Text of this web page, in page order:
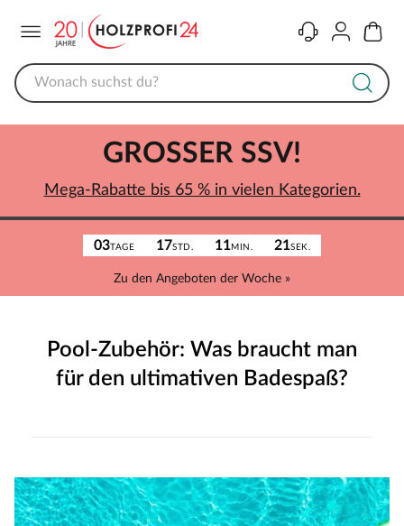
KontaktKonto
03TAGE 17STD. 11MIN. 21SEK.
Zu den Angeboten der Woche »
GROSSER SSV!
Mega-Rabatte bis 65 % in vielen Kategorien.
Pool-Zubehör: Was braucht man
für den ultimativen Badespaß?